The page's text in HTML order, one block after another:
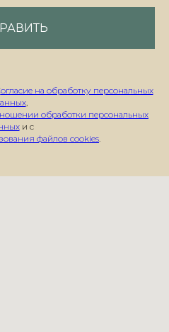
огласие на обработку персональных
,
обработки персональных
и с
файлов cookies.